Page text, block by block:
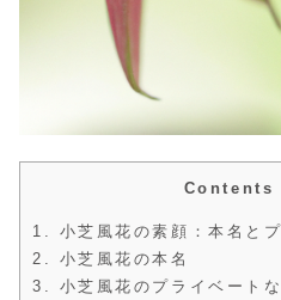
Contents
1.
小芝風花の素顔：本名と
2.
小芝風花の本名
3.
小芝風花のプライベート